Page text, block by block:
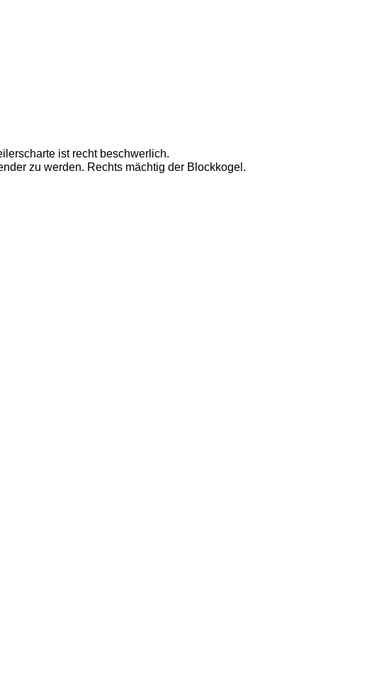
ist recht beschwerlich.
zu werden. Rechts mächtig der Blockkogel.